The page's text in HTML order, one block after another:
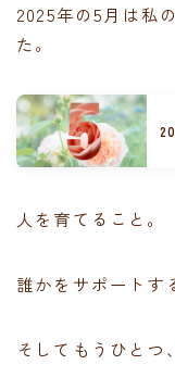
2025年の5月は私
た。
人を育てること。
誰かをサポートす
そしてもうひとつ